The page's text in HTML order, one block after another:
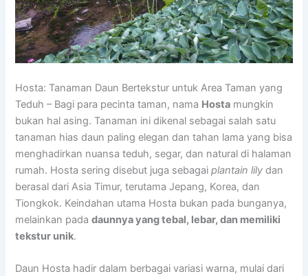
Hosta: Tanaman Daun Bertekstur untuk Area Taman yang
Teduh – Bagi para pecinta taman, nama Hosta mungkin
bukan hal asing. Tanaman ini dikenal sebagai salah satu
tanaman hias daun paling elegan dan tahan lama yang bisa
menghadirkan nuansa teduh, segar, dan natural di halaman
rumah. Hosta sering disebut juga sebagaiplantain lily dan
berasal dari Asia Timur, terutama Jepang, Korea, dan
Tiongkok. Keindahan utama Hosta bukan pada bunganya,
melainkan padadaunnya yang tebal, lebar, dan memiliki
tekstur unik.
Daun Hosta hadir dalam berbagai variasi warna, mulai dari